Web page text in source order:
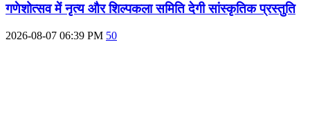
गणेशोत्सव में नृत्य और शिल्पकला समिति देगी सांस्कृतिक प्रस्तुति
2026-08-07 06:39 PM 50